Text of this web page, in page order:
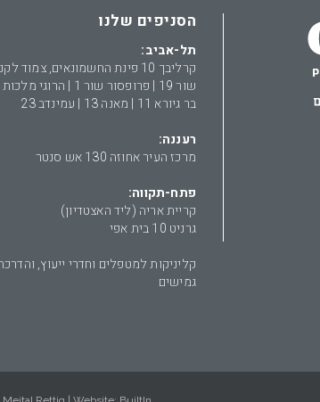
הסניפים שלנו
תל-אביב:
בר גיורא 11 | מאנה 13 | עמינדב 23
רעננה:
מרכז העיר אחוזה 130 אש סנטר
פתח-תקווה:
קריית אריה (ליד האצטדיון)
גרניט 10 בית אפי
קליניקות למטפלים וחדרי ייעוץ,
גמישים